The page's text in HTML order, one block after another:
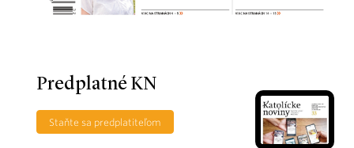
Predplatné KN
Staňte sa predplatiteľom